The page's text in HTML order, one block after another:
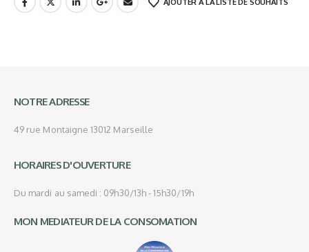
NOTRE ADRESSE
49 rue Montaigne 13012 Marseille
HORAIRES D'OUVERTURE
Du mardi au samedi : 09h30/13h - 15h30/19h
MON MEDIATEUR DE LA CONSOMATION